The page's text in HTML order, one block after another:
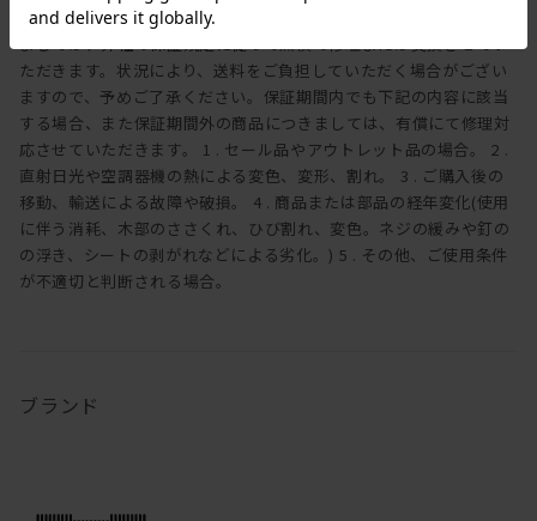
万一製造上、および構造設計上の欠陥による不良、破損などにつき
ましては、弊社の保証規定に従って無償で修理または交換させてい
ただきます。状況により、送料をご負担していただく場合がござい
ますので、予めご了承ください。保証期間内でも下記の内容に該当
する場合、また保証期間外の商品につきましては、有償にて修理対
応させていただきます。 1 . セール品やアウトレット品の場合。 2 .
直射日光や空調器機の熱による変色、変形、割れ。 3 . ご購入後の
移動、輸送による故障や破損。 4 . 商品または部品の経年変化(使用
に伴う消耗、木部のささくれ、ひび割れ、変色。ネジの緩みや釘の
の浮き、シートの剥がれなどによる劣化。) 5 . その他、ご使用条件
が不適切と判断される場合。
ブランド